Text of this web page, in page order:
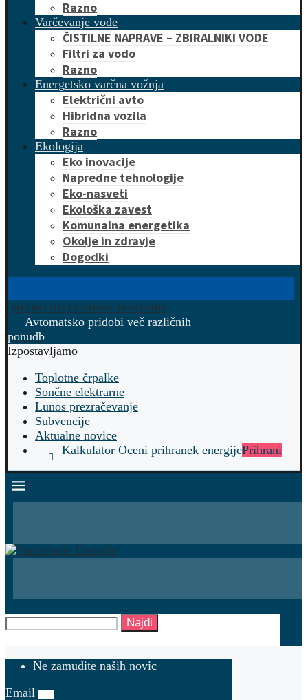
Razno
Varčevanje vode
ČISTILNE NAPRAVE – ZBIRALNIKI VODE
Filtri za vodo
Razno
Energetsko varčna vožnja
Električni avto
Hibridna vozila
Razno
Ekologija
Eko inovacije
Napredne tehnologije
Eko-nasveti
Ekološka zavest
Komunalna energetika
Okolje in zdravje
Dogodki
HITRO DO UGODNE PONUDBE
Avtomatsko pridobi več različnih
ponudb
Izpostavljamo
Toplotne črpalke
Sončne elektrarne
Lunos prezračevanje
Subvencije
Aktualne novice
Kalkulator Oceni prihranek energijePrihrani
Najdi
Ne zamudite naših novic
Email